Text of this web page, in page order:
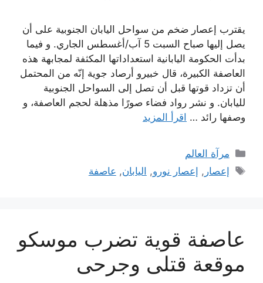
يقترب إعصار ضخم من سواحل اليابان الجنوبية على أن
يصل إليها صباح السبت 5 آب/أغسطس الجاري. و فيما
بدأت الحكومة اليابانية استعداداتها المكثفة لمجابهة هذه
العاصفة الكبيرة، قال خبيرو أرصاد جوية إنّه من المحتمل
أن تزداد قوتها قبل أن تصل إلى السواحل الجنوبية
لليابان. و نشر رواد فضاء صورًا مذهلة لحجم العاصفة، و
وصفها رائد … اقرأ المزيد
التصنيفات
مرآة العالم
الوسوم
إعصار , إعصار نورو, اليابان, عاصفة
عاصفة قوية تضرب موسكو
موقعة قتلى وجرحى